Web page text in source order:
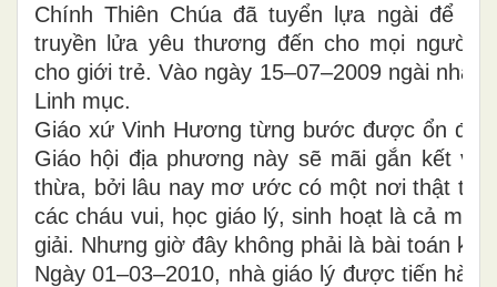
Chính Thiên Chúa đã tuyển lựa ngài để
truyền lửa yêu thương đến cho mọi người
cho giới trẻ. Vào ngày 15–07–2009 ngài nhận
Linh mục.
Giáo xứ Vinh Hương từng bước được ổn
Giáo hội địa phương này sẽ mãi gắn kết
thừa, bởi lâu nay mơ ước có một nơi thật
các cháu vui, học giáo lý, sinh hoạt là cả một
giải. Nhưng giờ đây không phải là bài toán
Ngày 01–03–2010, nhà giáo lý được tiến